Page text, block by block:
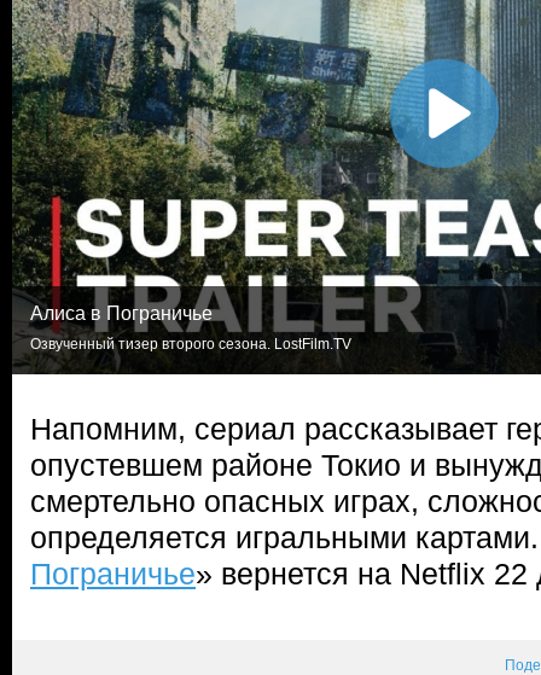
Алиса в Пограничье
Озвученный тизер второго сезона. LostFilm.TV
Напомним, сериал рассказывает
опустевшем районе Токио и
смертельно опасных играх,
определяется игральными
Пограничье» вернется на Netflix 22